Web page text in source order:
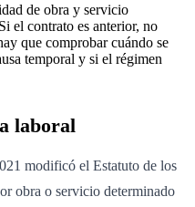
de obra y servicio
el contrato es anterior, no
que comprobar cuándo se
temporal y si el régimen
laboral
modificó el Estatuto de los
obra o servicio determinado